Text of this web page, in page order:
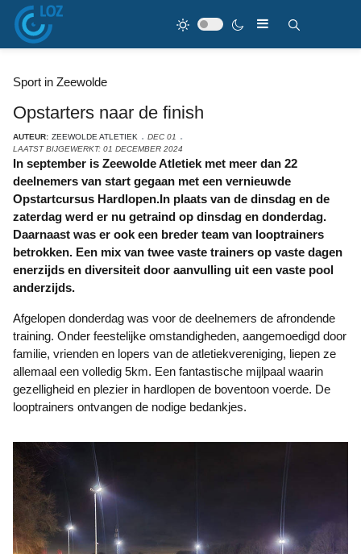
Sport in Zeewolde
Opstarters naar de finish
AUTEUR: ZEEWOLDE ATLETIEK
DEC 01
LAATST BIJGEWERKT: 01 DECEMBER 2024
In september is Zeewolde Atletiek met meer dan 22
deelnemers van start gegaan met een vernieuwde
Opstartcursus Hardlopen.In plaats van de dinsdag en de
zaterdag werd er nu getraind op dinsdag en donderdag.
Daarnaast was er ook een breder team van looptrainers
betrokken. Een mix van twee vaste trainers op vaste dagen
enerzijds en diversiteit door aanvulling uit een vaste pool
anderzijds.
Afgelopen donderdag was voor de deelnemers de afrondende
training. Onder feestelijke omstandigheden, aangemoedigd door
familie, vrienden en lopers van de atletiekvereniging, liepen ze
allemaal een volledig 5km. Een fantastische mijlpaal waarin
gezelligheid en plezier in hardlopen de boventoon voerde. De
looptrainers ontvangen de nodige bedankjes.